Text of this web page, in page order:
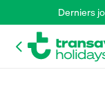
Derniers